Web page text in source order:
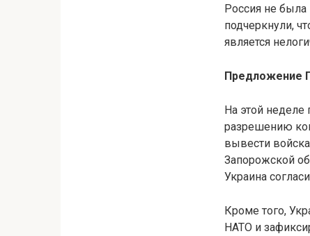
Россия не
подчеркнули,
является
Предложение
На этой
разрешению
вывести
Запорожской
Украина
Кроме того,
НАТО и